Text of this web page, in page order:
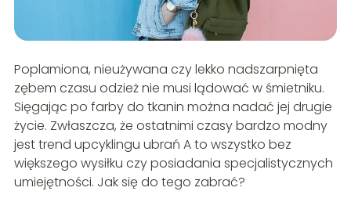
Poplamiona, nieużywana czy lekko nadszarpnięta
zębem czasu odzież nie musi lądować w śmietniku.
Sięgając po farby do tkanin można nadać jej drugie
życie. Zwłaszcza, że ostatnimi czasy bardzo modny
jest trend upcyklingu ubrań A to wszystko bez
większego wysiłku czy posiadania specjalistycznych
umiejętności. Jak się do tego zabrać?